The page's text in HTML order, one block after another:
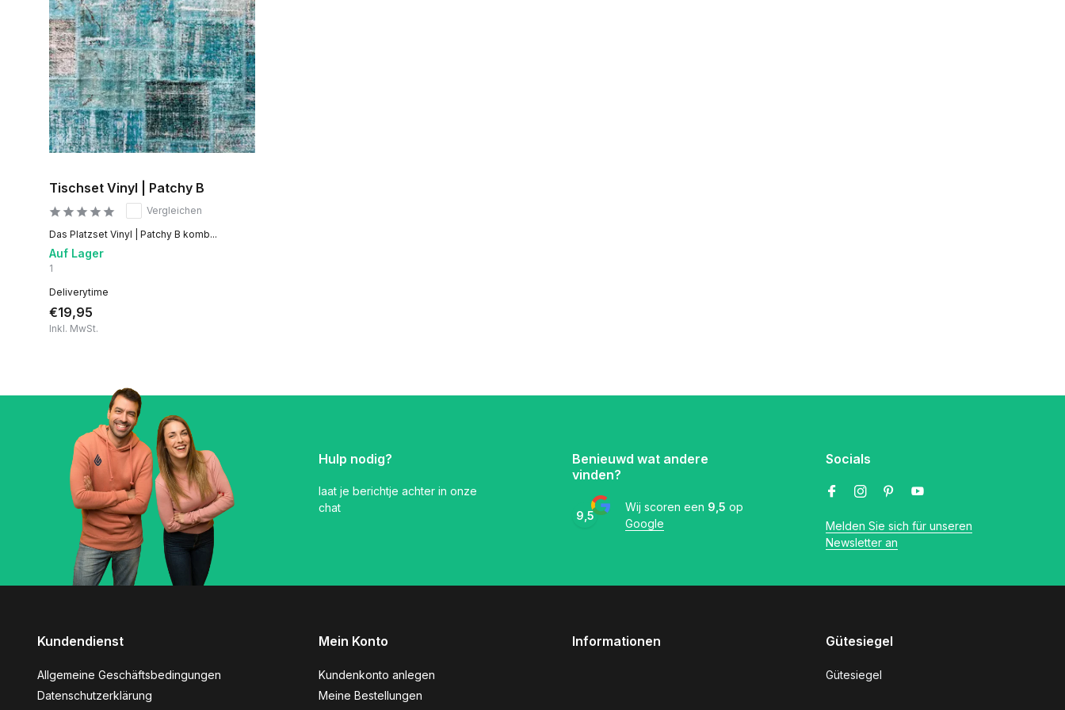
Tischset Vinyl | Patchy B
Vergleichen
Das Platzset Vinyl | Patchy B komb...
Auf Lager
1
Deliverytime
€19,95
Inkl. MwSt.
Hulp nodig?
laat je berichtje achter in onze
chat
Benieuwd wat andere
vinden?
9,5
Wij scoren een 9,5 op
Google
Socials
Melden Sie sich für unseren
Newsletter an
Kundendienst
Allgemeine Geschäftsbedingungen
Datenschutzerklärung
Mein Konto
Kundenkonto anlegen
Meine Bestellungen
Informationen Gütesiegel
Gütesiegel